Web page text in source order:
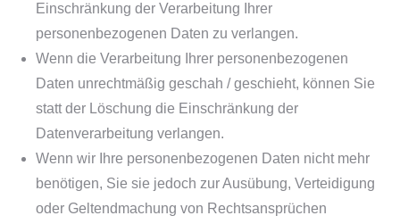
Einschränkung der Verarbeitung Ihrer
personenbezogenen Daten zu verlangen.
Wenn die Verarbeitung Ihrer personenbezogenen
Daten unrechtmäßig geschah / geschieht, können Sie
statt der Löschung die Einschränkung der
Datenverarbeitung verlangen.
Wenn wir Ihre personenbezogenen Daten nicht mehr
benötigen, Sie sie jedoch zur Ausübung, Verteidigung
oder Geltendmachung von Rechtsansprüchen